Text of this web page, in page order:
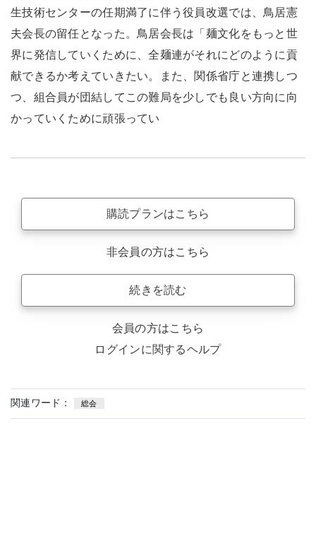
生技術センターの任期満了に伴う役員改選では、鳥居憲
夫会長の留任となった。鳥居会長は「麺文化をもっと世
界に発信していくために、全麺連がそれにどのように貢
献できるか考えていきたい。また、関係省庁と連携しつ
つ、組合員が団結してこの難局を少しでも良い方向に向
かっていくために頑張ってい
購読プランはこちら
非会員の方はこちら
続きを読む
会員の方はこちら
ログインに関するヘルプ
関連ワード： 総会